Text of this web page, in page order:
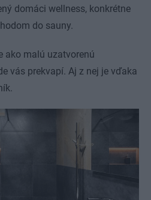
domáci wellness, konkrétne
do sauny.
ako malú uzatvorenú
vás prekvapí. Aj z nej je vďaka